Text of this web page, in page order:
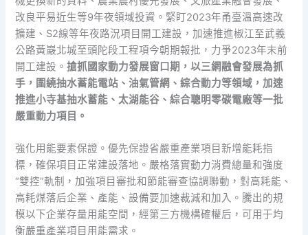
改良平易近生等9年夜領域投資。緊盯2023年甬臺溫高速改
擴建、S2線等年夜路況項目開工建設，加速推進椒江至武義
公路黃巖北城至頭陀段工程項今朝期報批，力爭2023年末前
開工建設。搶抓國家動力發展窗口期，以三網融會發展為抓
手，圍繞抽水蓄能電站、油氣管網、綜合動力等領域，加速
推進小寺基抽水蓄能、太湖能谷、綜合聰明零碳電廠等一批
嚴重動力項目。
強化用能要素保證。優先保證省嚴重產業項目新增能耗指
標，確保項目正常建設落地。嚴格落實動力消費總量和強度
“雙控”軌制，加強項目審批和節能審查協調聯動，對高耗能、
高耗煤落后企業、產能、設備要加速裁減和加入。騰出的規
模以下企業存量用能空間，經第三方機構確權后，可用于均
衡嚴重產業項目用能需求。